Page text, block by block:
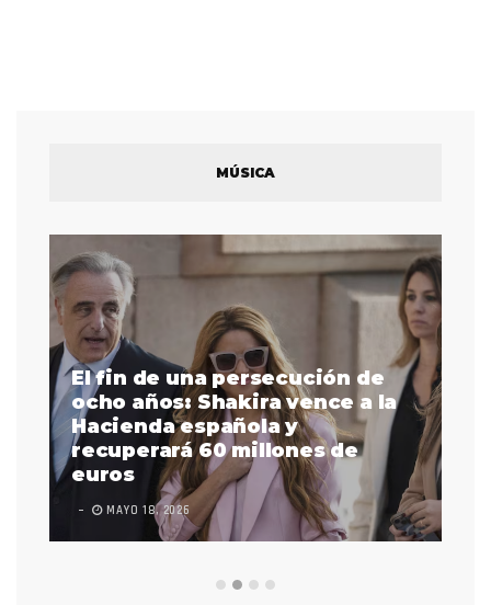
MÚSICA
El fin de una persecución de
ocho años: Shakira vence a la
Hacienda española y
recuperará 60 millones de
euros
MAYO 18, 2026